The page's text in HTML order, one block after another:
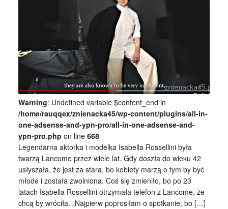
Warning: Undefined variable $content_end in
/home/rauqqex/znienacka45/wp-content/plugins/all-in-
one-adsense-and-ypn-pro/all-in-one-adsense-and-
ypn-pro.php on line 668
Legendarna aktorka i modelka Isabella Rossellini była
twarzą Lancome przez wiele lat. Gdy doszła do wieku 42
usłyszała, że jest za stara, bo kobiety marzą o tym by być
młode i została zwolniona. Coś się zmieniło, bo po 23
latach Isabella Rossellini otrzymała telefon z Lancome, że
chcą by wróciła. „Najpierw poprosiłam o spotkanie, bo […]